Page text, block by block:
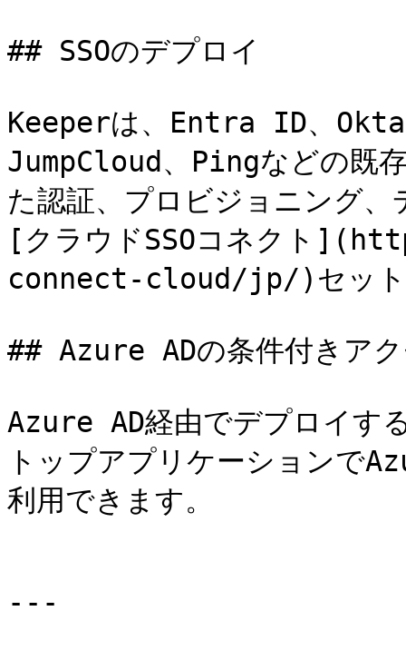
## SSOのデプロイ
Keeperは、Entra ID、
JumpCloud、Pingなどの既
た認証、プロビジョニング
[クラウドSSOコネクト
connect-cloud/jp/)セット
## Azure ADの条件付きア
Azure AD経由でデプロイす
トップアプリケーションで
利用できます。
---